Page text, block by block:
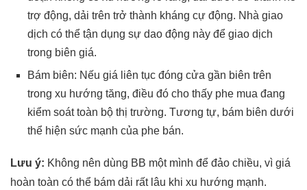
trợ động, dải trên trở thành kháng cự động. Nhà giao
dịch có thể tận dụng sự dao động này để giao dịch
trong biên giá.
Bám biên: Nếu giá liên tục đóng cửa gần biên trên
trong xu hướng tăng, điều đó cho thấy phe mua đang
kiểm soát toàn bộ thị trường. Tương tự, bám biên dưới
thể hiện sức mạnh của phe bán.
Lưu ý: Không nên dùng BB một mình để đảo chiều, vì giá
hoàn toàn có thể bám dải rất lâu khi xu hướng mạnh.